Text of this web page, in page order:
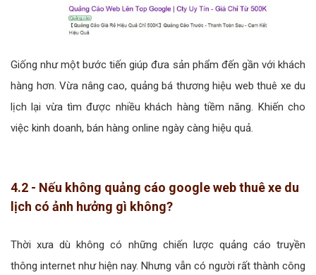
Giống như một bước tiến giúp đưa sản phẩm đến gần với khách
hàng hơn. Vừa nâng cao, quảng bá thương hiệu web thuê xe du
lịch lại vừa tìm được nhiều khách hàng tiềm năng. Khiến cho
việc kinh doanh, bán hàng online ngày càng hiệu quả.
4.2 - Nếu không quảng cáo google web thuê xe du
lịch có ảnh hưởng gì không?
Thời xưa dù không có những chiến lược quảng cáo truyền
thông internet như hiện nay. Nhưng vẫn có người rất thành công